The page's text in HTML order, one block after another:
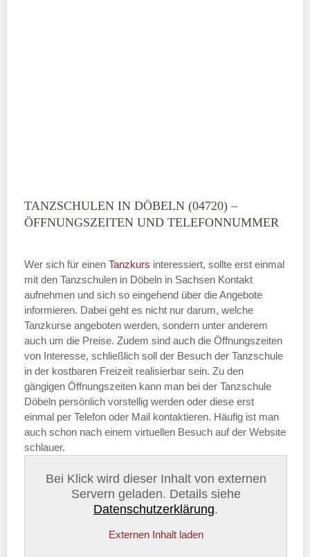
TANZSCHULEN IN DÖBELN (04720) –
ÖFFNUNGSZEITEN UND TELEFONNUMMER
Wer sich für einen Tanzkurs interessiert, sollte erst einmal
mit den Tanzschulen in Döbeln in Sachsen Kontakt
aufnehmen und sich so eingehend über die Angebote
informieren. Dabei geht es nicht nur darum, welche
Tanzkurse angeboten werden, sondern unter anderem
auch um die Preise. Zudem sind auch die Öffnungszeiten
von Interesse, schließlich soll der Besuch der Tanzschule
in der kostbaren Freizeit realisierbar sein. Zu den
gängigen Öffnungszeiten kann man bei der Tanzschule
Döbeln persönlich vorstellig werden oder diese erst
einmal per Telefon oder Mail kontaktieren. Häufig ist man
auch schon nach einem virtuellen Besuch auf der Website
schlauer.
Bei Klick wird dieser Inhalt von externen
Servern geladen. Details siehe
Datenschutzerklärung.
Externen Inhalt laden